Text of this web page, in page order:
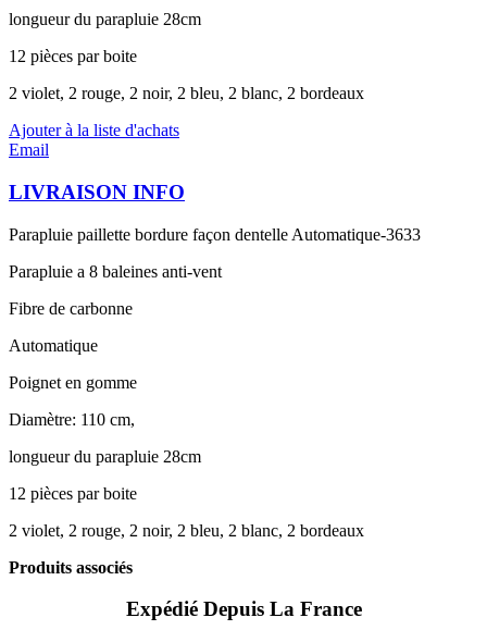
longueur du parapluie 28cm
12 pièces par boite
2 violet, 2 rouge, 2 noir, 2 bleu, 2 blanc, 2 bordeaux
Ajouter à la liste d'achats
Email
LIVRAISON INFO
Parapluie paillette bordure façon dentelle Automatique-3633
Parapluie a 8 baleines anti-vent
Fibre de carbonne
Automatique
Poignet en gomme
Diamètre: 110 cm,
longueur du parapluie 28cm
12 pièces par boite
2 violet, 2 rouge, 2 noir, 2 bleu, 2 blanc, 2 bordeaux
Produits associés
Expédié Depuis La France